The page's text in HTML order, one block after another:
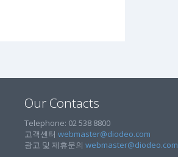
Our Contacts
Telephone: 02 538 8800
고객센터 webmaster@diodeo.com
광고 및 제휴문의 webmaster@diodeo.com